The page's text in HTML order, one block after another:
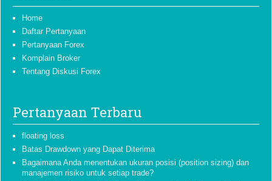
Home
Daftar Pertanyaan
Pertanyaan Forex
Komplain Broker
Tentang Diskusi Forex
Pertanyaan Terbaru
floating loss
Batas Drawdown yang Dapat Diterima
Bagaimana Anda menentukan ukuran posisi (position sizing) dan
manajemen risiko untuk setiap trade?